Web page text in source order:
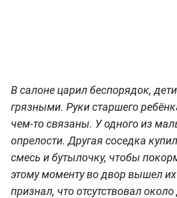
В салоне царил беспорядок,
грязными. Руки старшего
чем-то связаны. У одного из
опрелости. Другая соседка
смесь и бутылочку, чтобы
этому моменту во двор вышел
признал, что отсутствовал около